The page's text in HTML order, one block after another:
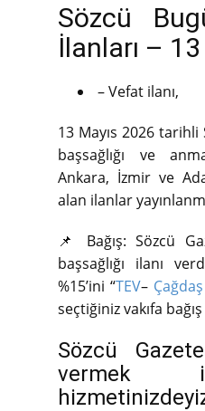
Sözcü
İlanları –
– Vefat ilanı,
13 Mayıs 2026
başsağlığı ve
Ankara, İzmir ve
alan ilanlar
📌 Bağış: Sözcü
başsağlığı ilanı
%15’ini “TEV–
seçtiğiniz vakıfa
Sözcü
vermek